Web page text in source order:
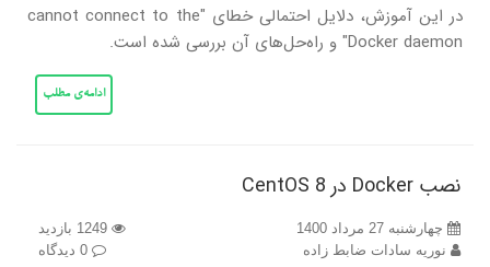
در این آموزش، دلایل احتمالی خطای "cannot connect to the
Docker daemon" و راه‌حل‌های آن بررسی شده است.
ادامه‌ی مطلب
نصب Docker در CentOS 8
چهارشنبه 27 مرداد 1400
نوریه سادات ضابط زاده